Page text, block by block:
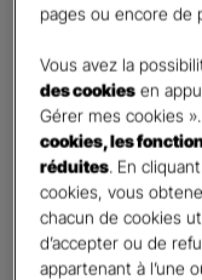
Monsieur
Contact*
Téléphone
No
country
selected
E-mail*
pages ou encore de
Vous avez la
des cookies en
Gérer mes cookies
cookies, les
réduites . En
cookies, vous
chacun de cookies
d’accepter ou de
appartenant à l’une